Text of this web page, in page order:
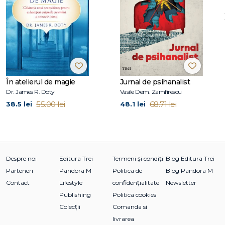
În atelierul de magie
Dr. James R. Doty
38.5 lei 55.00 lei
Jurnal de psihanalist
Vasile Dem. Zamfirescu
48.1 lei 68.71 lei
Despre noi
Parteneri
Contact
Editura Trei
Pandora M
Lifestyle
Publishing
Colecții
Termeni și condiții
Politica de
confidențialitate
Politica cookies
Comanda si
livrarea
Blog Editura Trei
Blog Pandora M
Newsletter